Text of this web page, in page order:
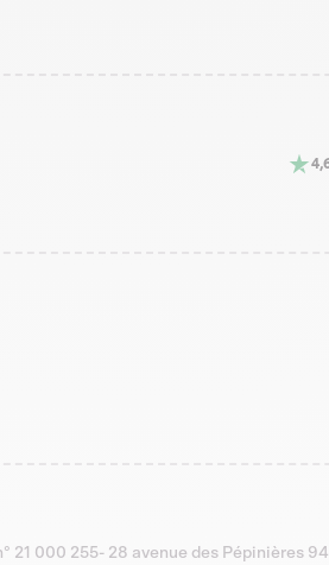
000 255- 28 avenue des Pépinières